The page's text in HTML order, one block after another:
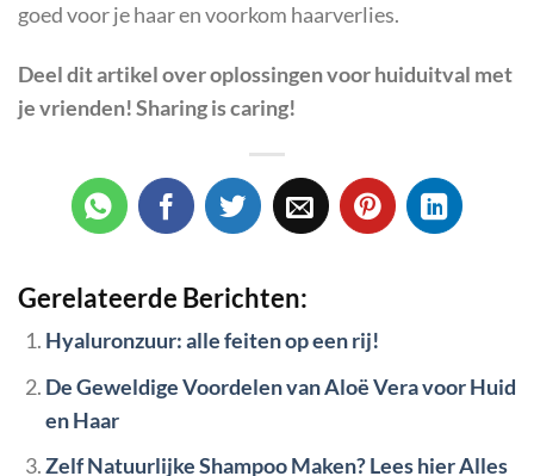
goed voor je haar en voorkom haarverlies.
Deel dit artikel overoplossingen voor huiduitval met
je vrienden! Sharing is caring!
Gerelateerde Berichten:
Hyaluronzuur: alle feiten op een rij!
De Geweldige Voordelen van Aloë Vera voor Huid
en Haar
Zelf Natuurlijke Shampoo Maken? Lees hier Alles